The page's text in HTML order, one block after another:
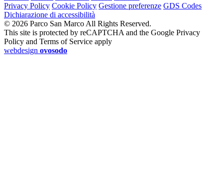
Privacy Policy Cookie Policy Gestione preferenze GDS Codes
Dichiarazione di accessibilità
© 2026 Parco San Marco All Rights Reserved.
This site is protected by reCAPTCHA and the Google Privacy
Policy and Terms of Service apply
webdesign ovosodo